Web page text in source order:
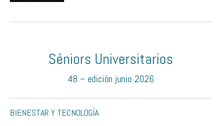
Séniors Universitarios
48 – edición junio 2026
BIENESTAR Y TECNOLOGÍA